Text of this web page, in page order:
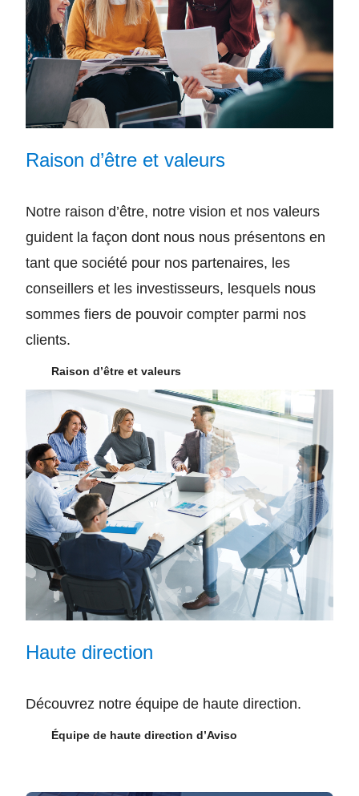
Raison d’être et valeurs
Notre raison d’être, notre vision et nos valeurs
guident la façon dont nous nous présentons en
tant que société pour nos partenaires, les
conseillers et les investisseurs, lesquels nous
sommes fiers de pouvoir compter parmi nos
clients.
Raison d’être et valeurs
Haute direction
Découvrez notre équipe de haute direction.
Équipe de haute direction d’Aviso